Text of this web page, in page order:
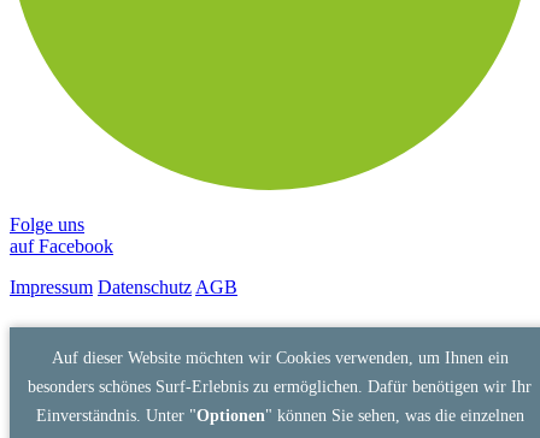
Folge uns
auf Facebook
Impressum Datenschutz AGB
Auf dieser Website möchten wir Cookies verwenden, um Ihnen ein
besonders schönes Surf-Erlebnis zu ermöglichen. Dafür benötigen wir Ihr
Einverständnis. Unter "Optionen" können Sie sehen, was die einzelnen